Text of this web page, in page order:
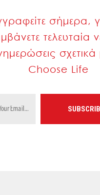
σήμερα,
τελευταία
σχετικά
Choose Life